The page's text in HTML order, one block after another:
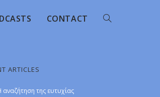
CONTACT
ARTICLES
αναζήτηση της ευτυχίας